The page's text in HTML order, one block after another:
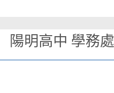
陽明高中 學務處